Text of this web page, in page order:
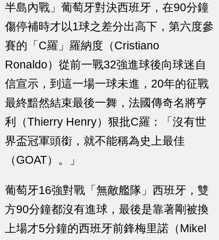
半島內戰」葡萄牙對決西班牙，在90分鐘
傷停補時才以1球之差分出高下，第六度參
賽的「C羅」羅納度（Cristiano
Ronaldo）從前一戰32強進球後向球迷自
信宣示，到這一場一球未進，20年的征戰
最終黯然結束最後一舞，法國傳奇名將亨
利（Thierry Henry）狠批C羅：「沒有世
界盃冠軍頭銜，就不能稱為史上最佳
（GOAT）。」
葡萄牙16強對戰「無敵艦隊」西班牙，雙
方90分鐘都沒有進球，最後是靠著剛被換
上場才5分鐘的西班牙前鋒梅里諾（Mikel